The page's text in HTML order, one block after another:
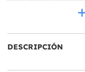
DESCRIPCIÓN